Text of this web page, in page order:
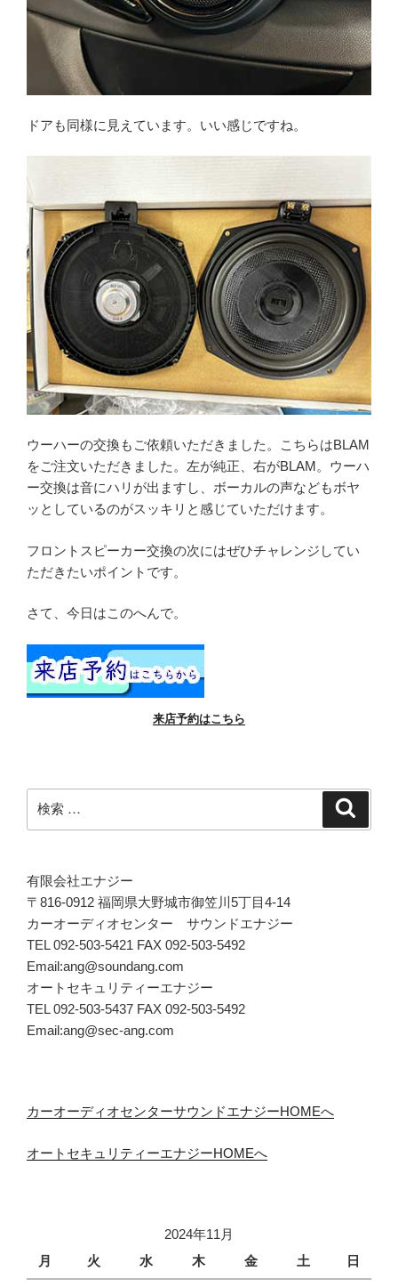
ドアも同様に見えています。いい感じですね。
ウーハーの交換もご依頼いただきました。こちらはBLAM
をご注文いただきました。左が純正、右がBLAM。ウーハ
ー交換は音にハリが出ますし、ボーカルの声などもボヤ
ッとしているのがスッキリと感じていただけます。
フロントスピーカー交換の次にはぜひチャレンジしてい
ただきたいポイントです。
さて、今日はこのへんで。
来店予約はこちら
検
索:
有限会社エナジー
〒816-0912 福岡県大野城市御笠川5丁目4-14
カーオーディオセンター サウンドエナジー
TEL 092-503-5421 FAX 092-503-5492
Email:ang@soundang.com
オートセキュリティーエナジー
TEL 092-503-5437 FAX 092-503-5492
Email:ang@sec-ang.com
カーオーディオセンターサウンドエナジーHOMEへ
オートセキュリティーエナジーHOMEへ
2024年11月
月
火 水 木 金 土 日